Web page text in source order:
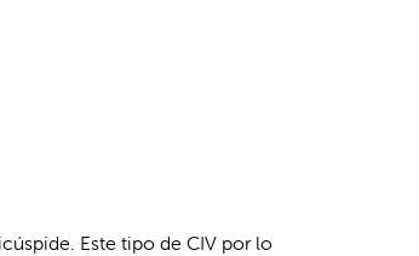
Este tipo de CIV por lo